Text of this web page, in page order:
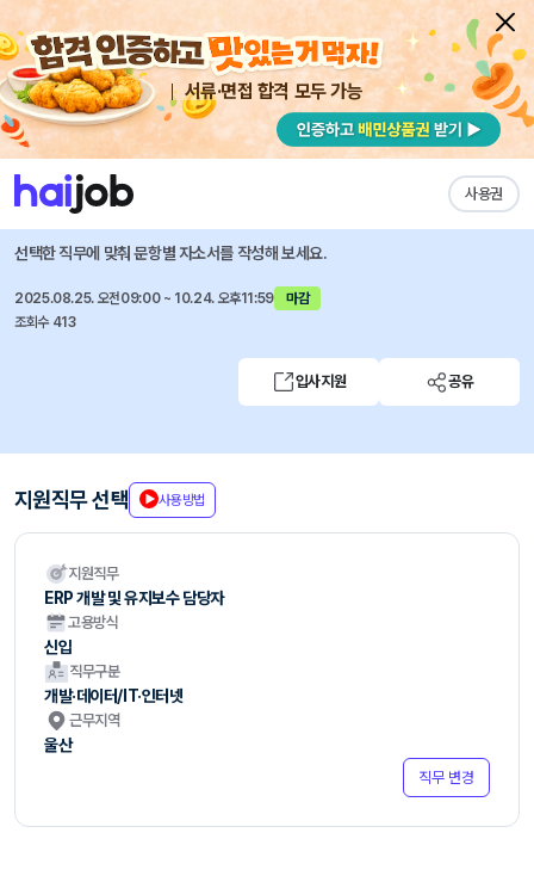
서류·면접 합격 모두 가능
사용권
채용공고 자소서 자유항목 자소서 내 작성목록
서린정보기술 즐겨찾기
[고려아연계열] ERP 개발 및 유지보수 담당자 채용
선택한 직무에 맞춰 문항별 자소서를 작성해 보세요.
2025.08.25. 오전09:00 ~ 10.24. 오후11:59
마감
조회수 413
입사지원 공유
지원직무 선택 사용방법
지원직무
ERP 개발 및 유지보수 담당자
고용방식
신입
직무구분
개발·데이터/IT·인터넷
근무지역
울산
직무 변경